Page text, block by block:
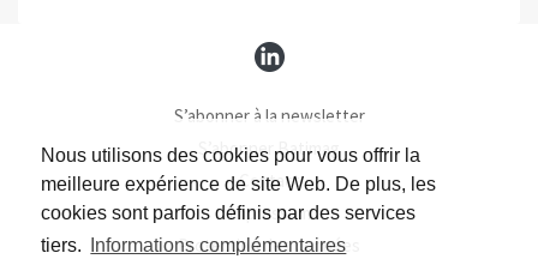
Nous utilisons des cookies pour vous offrir la
meilleure expérience de site Web. De plus, les
cookies sont parfois définis par des services
tiers.
Informations complémentaires
S’abonner à la newsletter
S’abonner Batimag
Contact
Impressum
Protection des données